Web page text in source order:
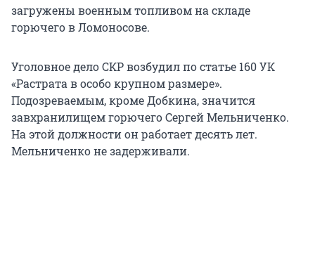
загружены военным топливом на складе
горючего в Ломоносове.
Уголовное дело СКР возбудил по статье 160 УК
«Растрата в особо крупном размере».
Подозреваемым, кроме Добкина, значится
завхранилищем горючего Сергей Мельниченко.
На этой должности он работает десять лет.
Мельниченко не задерживали.